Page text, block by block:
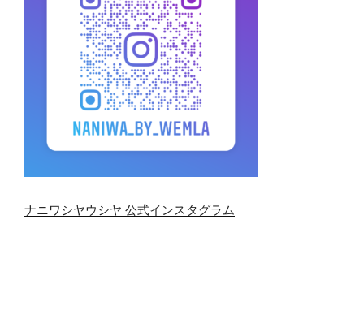
ナニワシヤウシヤ 公式インスタグラム